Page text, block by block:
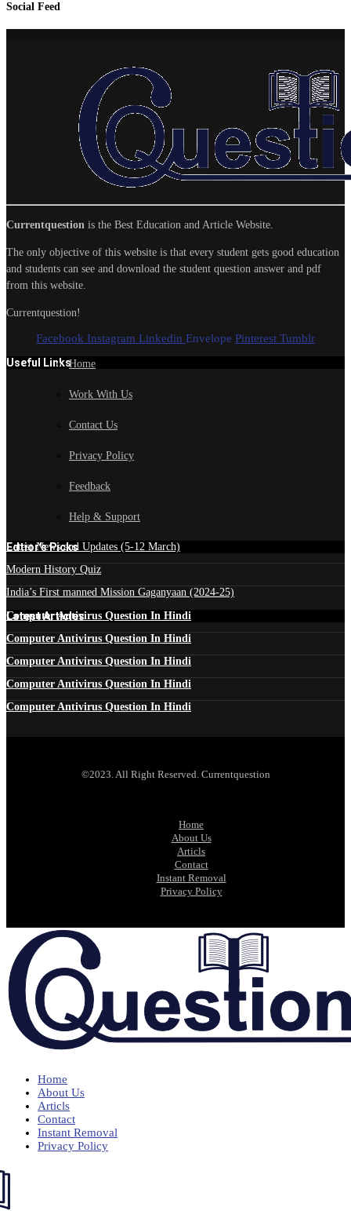
Social Feed
Currentquestion is the Best Education and Article Website.
The only objective of this website is that every student gets good education
and students can see and download the student question answer and pdf
from this website.
Currentquestion!
Facebook Instagram Linkedin Envelope Pinterest Tumblr
Useful LinksHome
Work With Us
Contact Us
Privacy Policy
Feedback
Help & Support
Edtior's Picks
Latest News and Updates (5-12 March)
Modern History Quiz
India’s First manned Mission Gaganyaan (2024-25)
Latest Articles
Computer Antivirus Question In Hindi
Computer Antivirus Question In Hindi
Computer Antivirus Question In Hindi
Computer Antivirus Question In Hindi
Computer Antivirus Question In Hindi
©2023. All Right Reserved. Currentquestion
Home
About Us
Articls
Contact
Instant Removal
Privacy Policy
Home
About Us
Articls
Contact
Instant Removal
Privacy Policy